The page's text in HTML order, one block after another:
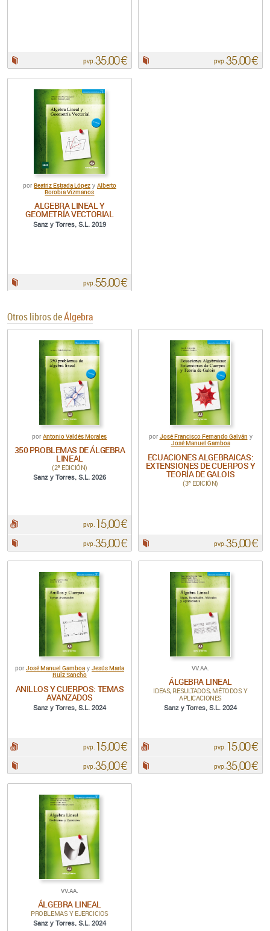
pvp.35,00 € pvp.35,00 €
por Beatriz Estrada Lópezy Alberto
Borobia Vizmanos
ALGEBRA LINEAL Y
GEOMETRÍA VECTORIAL
Sanz y Torres, S.L. 2019
pvp.55,00 €
Otros libros deÁlgebra
porAntonio Valdés Morales
350 PROBLEMAS DE ÁLGEBRA
LINEAL
(2ª EDICIÓN)
Sanz y Torres, S.L. 2026
pvp. 15,00 €
pvp.35,00 €
por José Francisco Fernando Galván y
José Manuel Gamboa
ECUACIONES ALGEBRAICAS:
EXTENSIONES DE CUERPOS Y
TEORÍA DE GALOIS
(3ª EDICIÓN)
pvp.35,00 €
por José Manuel Gamboay Jesús María
Ruiz Sancho
ANILLOS Y CUERPOS: TEMAS
AVANZADOS
Sanz y Torres, S.L. 2024
pvp. 15,00 €
pvp.35,00 €
VV.AA.
ÁLGEBRA LINEAL
IDEAS, RESULTADOS, MÉTODOS Y
APLICACIONES
Sanz y Torres, S.L. 2024
pvp. 15,00 €
pvp.35,00 €
VV.AA.
ÁLGEBRA LINEAL
PROBLEMAS Y EJERCICIOS
Sanz y Torres, S.L. 2024